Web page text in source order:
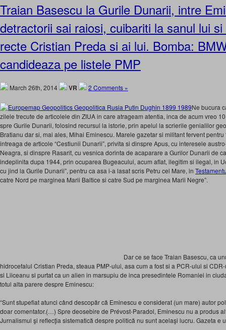
Traian Basescu la Gurile Dunarii, intre
detractorii sai raiosi, cuibariti la sanul lui
recte Cristian Preda si ai lui. Bomba:
candideaza pe listele PMP
March 26th, 2014 VR 2 Comments »
Ne bucura
zilele trecute de articolele din ZIUA in care atrageam atentia, inca de acum vreo
spre Gurile Dunarii, folosind recursul la istorie, prin apelul la scrierile genialilor
Bratianu dar si, mai ales, Mihai Eminescu. Marele gazetar si militant fervent pentru
intreaga de articole “Cestiunii Dunarii”, privita si dinspre Apus, cu interesele
Neagra, si dinspre Rasarit, cu vesnica dorinta de acaparare a Gurilor Dunarii de
indeplinita dupa 1944, prin ocuparea Bugeacului, acum aflat, ilegitim si ilegal, in
cu jind la Gurile Dunarii”, pentru ca asa i-a lasat scris Petru cel Mare, in
catre Nord pe marginea Marii Baltice si catre Sud pe marginea Marii Negre”.
Dar ce se face Traian Basescu, ca
hidrocefalul Cristian Preda, steaua PMP-ului, asa cum a fost si a PCR-ului si
si Liiceanu si purtat ca un alien in marsupiu de inca presedintele Romaniei in
totul alta parere despre Eminescu:
“Sunt stupefiat atunci când descopăr că Eminescu e consi­derat (un mare) autor
doar comentator.(…) Spre deosebire de Prévost-Paradol, Eminescu nu a pro­dus
Jur­nalismul şi reflecţia siste­matică despre politică nu sunt acelaşi lucru. Gazeta e